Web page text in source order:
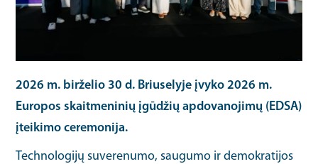
2026 m. birželio 30 d. Briuselyje įvyko 2026 m.
Europos skaitmeninių įgūdžių apdovanojimų (EDSA)
įteikimo ceremonija.
Technologijų suverenumo, saugumo ir demokratijos